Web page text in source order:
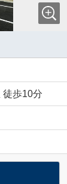
徒歩10分